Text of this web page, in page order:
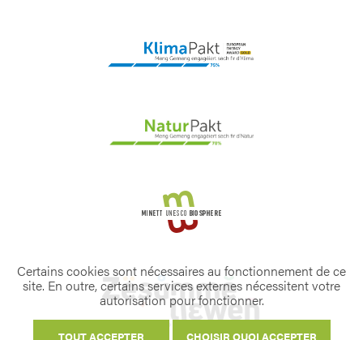
Certains cookies sont nécessaires au fonctionnement de ce
site. En outre, certains services externes nécessitent votre
autorisation pour fonctionner.
TOUT ACCEPTER CHOISIR QUOI ACCEPTER